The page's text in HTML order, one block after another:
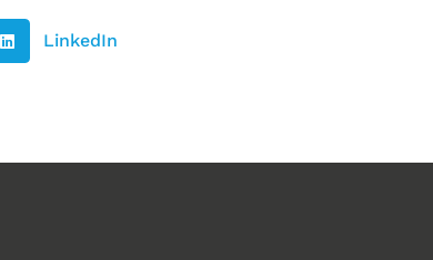
LinkedIn